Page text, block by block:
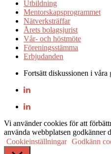
Utbildning
Mentorskapsprogrammet
Nätverksträffar
Årets bolagsjurist
Vår- och höstmöte
Föreningsstämma
Erbjudanden
Fortsätt diskussionen i våra
Vi använder cookies för att
använda webbplatsen godkänner
Cookieinställningar Godkänn